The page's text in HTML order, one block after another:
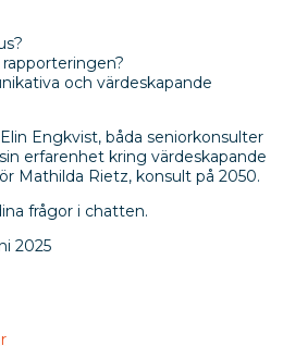
och värdeskapande
Engkvist, båda seniorkonsulter
erfarenhet kring värdeskapande
Mathilda Rietz, konsult på 2050.
frågor i chatten.
2025